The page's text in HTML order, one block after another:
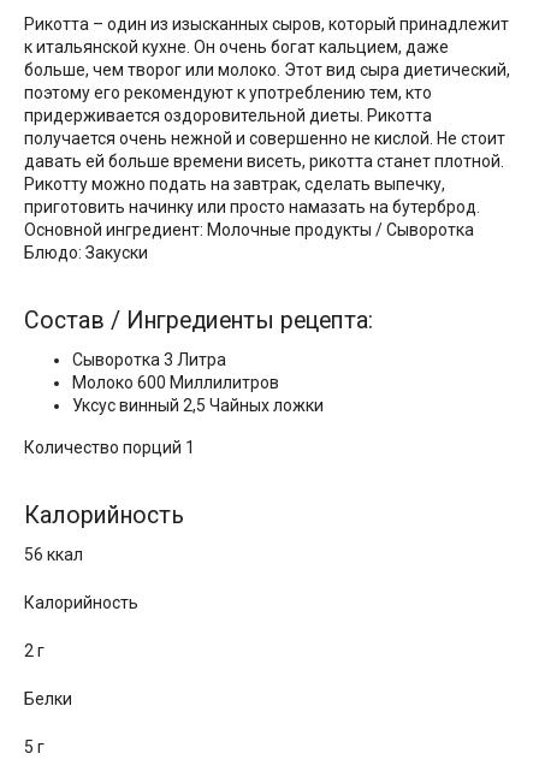
Рикотта – один из изысканных сыров, который принадлежит
к итальянской кухне. Он очень богат кальцием, даже
больше, чем творог или молоко. Этот вид сыра диетический,
поэтому его рекомендуют к употреблению тем, кто
придерживается оздоровительной диеты. Рикотта
получается очень нежной и совершенно не кислой. Не стоит
давать ей больше времени висеть, рикотта станет плотной.
Рикотту можно подать на завтрак, сделать выпечку,
приготовить начинку или просто намазать на бутерброд.
Основной ингредиент: Молочные продукты / Сыворотка
Блюдо: Закуски
Состав / Ингредиенты рецепта:
Сыворотка 3 Литра
Молоко 600 Миллилитров
Уксус винный 2,5 Чайных ложки
Количество порций 1
Калорийность
56 ккал
Калорийность
2 г
Белки
5 г